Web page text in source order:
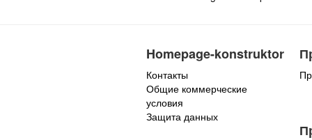
Homepage-konstruktor
Контакты
Общие коммерческие
условия
Защита данных